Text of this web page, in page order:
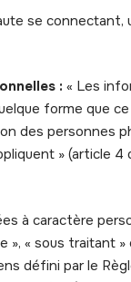
se connectant,
: « Les
forme que
des personnes
» (article 4
à caractère
», « sous traitant »
défini par le